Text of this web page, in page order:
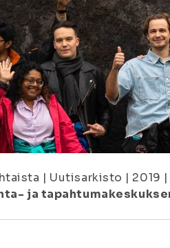
| Uutisarkisto | 2019 |
ja